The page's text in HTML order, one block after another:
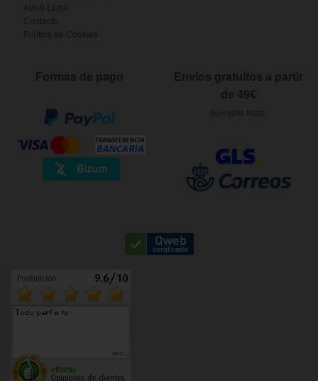
Aviso Legal
Contacto
Política de Cookies
Formas de pago
Envíos gratuitos a partir
de 49€
(Excepto Islas)